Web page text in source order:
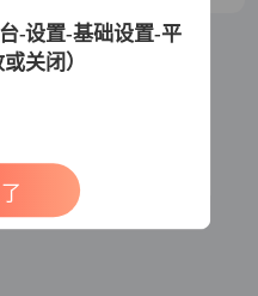
台-设置-基础设置-平
关闭）